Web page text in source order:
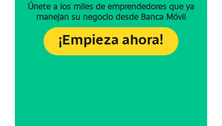
Únete a los miles de emprendedores que ya
manejan su negocio desde Banca Móvil
¡Empieza ahora!